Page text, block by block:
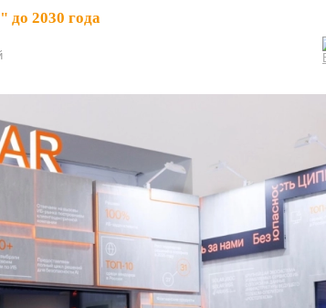
до 2030 года